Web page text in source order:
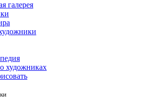
галерея
художниках